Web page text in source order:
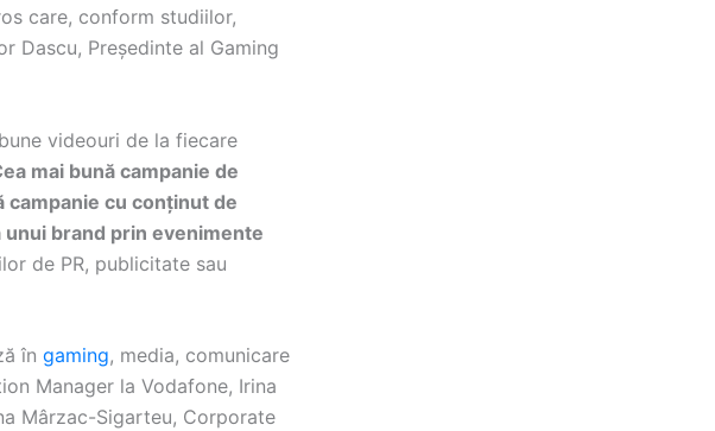
care, conform studiilor,
Dascu, Președinte al Gaming
videouri de la fiecare
mai bună campanie de
campanie cu conținut de
unui brand prin evenimente
de PR, publicitate sau
în gaming, media, comunicare
Manager la Vodafone, Irina
Mârzac-Sigarteu, Corporate